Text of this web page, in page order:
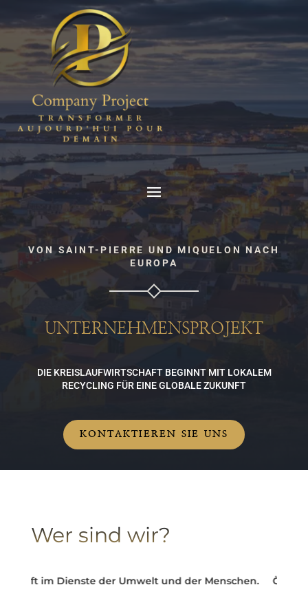
VON SAINT-PIERRE UND MIQUELON NACH
EUROPA
UNTERNEHMENSPROJEKT
DIE KREISLAUFWIRTSCHAFT BEGINNT MIT LOKALEM
RECYCLING FÜR EINE GLOBALE ZUKUNFT
KONTAKTIEREN SIE UNS
Wer sind wir?
im Dienste der Umwelt und der Menschen.